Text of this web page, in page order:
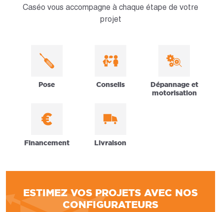
Caséo vous accompagne à chaque étape de votre
projet
Pose Conseils
Dépannage et
motorisation
Financement Livraison
ESTIMEZ VOS PROJETS AVEC NOS
CONFIGURATEURS